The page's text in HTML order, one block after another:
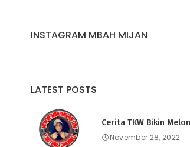
INSTAGRAM MBAH MIJAN
LATEST POSTS
Cerita TKW Bikin
November 28, 2022